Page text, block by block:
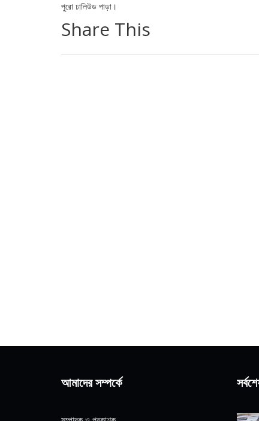
পুরো ঢালিউড পাড়া।
Share This
আমাদের সম্পর্কে